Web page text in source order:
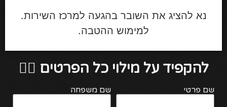
נא להציג את השובר בהגעה למרכז השירות.
למימוש ההטבה.
להקפיד על מילוי כל הפרטים 👇🏻
שם פרטי שם משפחה